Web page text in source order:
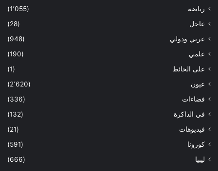
رياضة
(1٬055)
عاجل
(28)
عربي ودولي
(948)
علمي
(190)
على الحائط
(1)
عيون
(2٬620)
فضاءات
(336)
في الذاكرة
(132)
فيديوهات
(21)
كورونا
(591)
ليبيا
(666)